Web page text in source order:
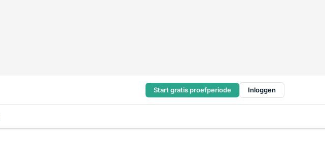
Start gratis proefperiode Inloggen